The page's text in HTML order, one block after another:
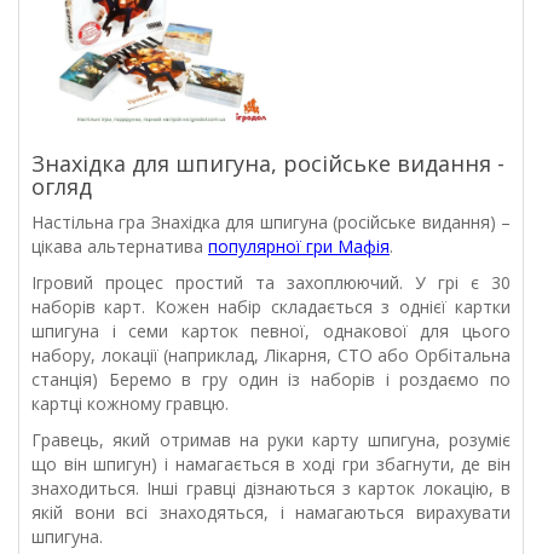
Знахідка для шпигуна, російське видання -
огляд
Настільна гра Знахідка для шпигуна (російське видання) –
цікава альтернатива популярної гри Мафія.
Ігровий процес простий та захоплюючий. У грі є 30
наборів карт. Кожен набір складається з однієї картки
шпигуна і семи карток певної, однакової для цього
набору, локації (наприклад, Лікарня, СТО або Орбітальна
станція) Беремо в гру один із наборів і роздаємо по
картці кожному гравцю.
Гравець, який отримав на руки карту шпигуна, розуміє
що він шпигун) і намагається в ході гри збагнути, де він
знаходиться. Інші гравці дізнаються з карток локацію, в
якій вони всі знаходяться, і намагаються вирахувати
шпигуна.